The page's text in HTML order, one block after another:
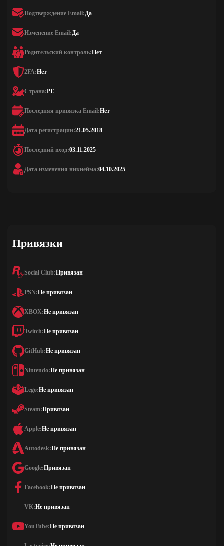
Подтверждение Email:Да
Изменение Email:Да
Родительский контроль:Нет
2FA:Нет
Страна:PE
Последняя привязка Email:Нет
Дата регистрации:21.05.2018
Последний вход:03.11.2025
Дата изменения никнейма:04.10.2025
Привязки
Social Club:Привязан
PSN:Не привязан
XBOX:Не привязан
Twitch:Не привязан
GitHub:Не привязан
Nintendo:Не привязан
Lego:Не привязан
Steam:Привязан
Apple:Не привязан
Autodesk:Не привязан
Google:Привязан
Facebook:Не привязан
VK:Не привязан
YouTube:Не привязан